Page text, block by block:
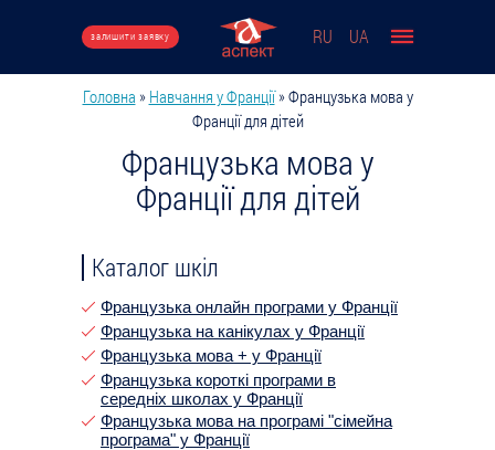
залишити заявку RU UA
Ви є тут
Головна » Навчання у Франції »Французька мова у
Франції для дітей
Французька мова у
Франції для дітей
Каталог шкіл
Французька онлайн програми у Франції
Французька на канікулах у Франції
Французька мова + у Франції
Французька короткі програми в
середніх школах у Франції
Французька мова на програмі "сімейна
програма" у Франції